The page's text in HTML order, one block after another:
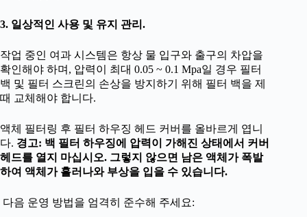
3. 일상적인 사용 및 유지 관리.
작업 중인 여과 시스템은 항상 물 입구와 출구의 차압을
확인해야 하며, 압력이 최대 0.05 ~ 0.1 Mpa일 경우 필터
백 및 필터 스크린의 손상을 방지하기 위해 필터 백을 제
때 교체해야 합니다.
액체 필터링 후 필터 하우징 헤드 커버를 올바르게 엽니
다. 경고: 백 필터 하우징에 압력이 가해진 상태에서 커버
헤드를 열지 마십시오. 그렇지 않으면 남은 액체가 폭발
하여 액체가 흘러나와 부상을 입을 수 있습니다.
다음 운영 방법을 엄격히 준수해 주세요: